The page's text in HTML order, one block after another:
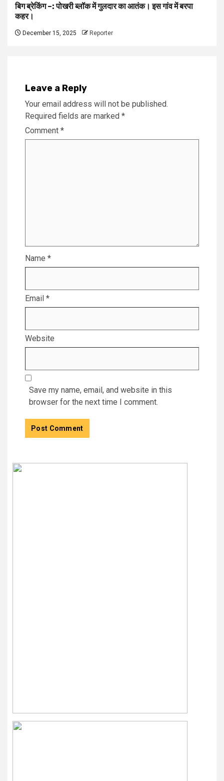
बिग ब्रेकिंग –: पोखरी ब्लॉक में गुलदार का आतंक। इस गांव में बरपा
कहर।
December 15, 2025 Reporter
Leave a Reply
Your email address will not be published.
Required fields are marked *
Comment *
Name *
Email *
Website
Save my name, email, and website in this
browser for the next time I comment.